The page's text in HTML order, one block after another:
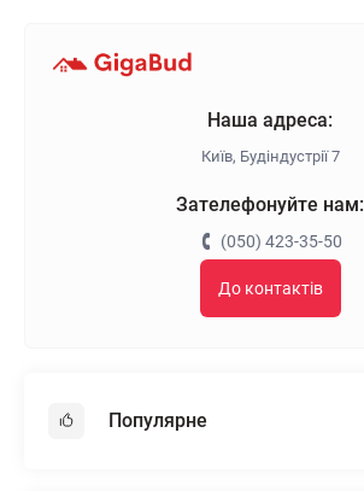
Наша адреса:
Київ, Будіндустрії 7
Зателефонуйте нам:
(050) 423-35-50
До контактів
Популярне